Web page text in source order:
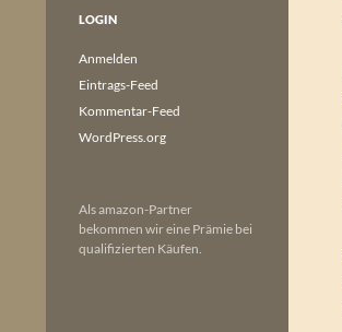
LOGIN
Anmelden
Eintrags-Feed
Kommentar-Feed
WordPress.org
Als amazon-Partner
bekommen wir eine Prämie bei
qualifizierten Käufen.